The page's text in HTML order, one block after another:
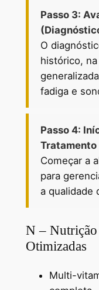
Passo 3:
O
histórico,
fadiga e
Passo 4:
Tratamento
Começar a
para
a qualidade
N – Nutrição
Otimizadas
Multi-